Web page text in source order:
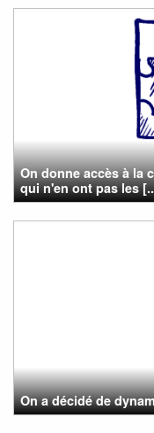
On donne accès à la
qui n'en ont pas les
On a décidé de